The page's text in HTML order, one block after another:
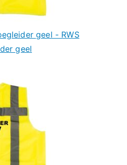
geel - RWS
geel